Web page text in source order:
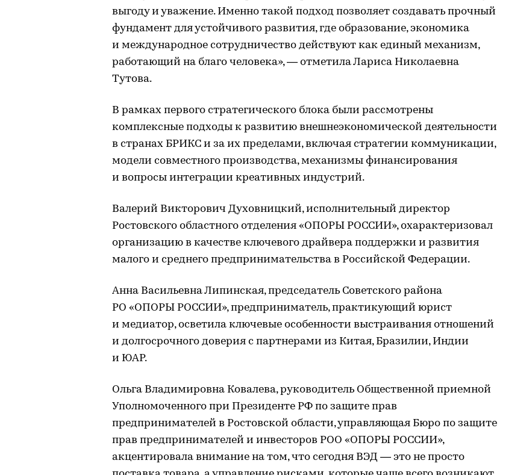
выгоду и уважение. Именно такой подход позволяет создавать прочный
фундамент для устойчивого развития, где образование, экономика
и международное сотрудничество действуют как единый механизм,
работающий на благо человека», — отметила Лариса Николаевна
Тутова.
В рамках первого стратегического блока были рассмотрены
комплексные подходы к развитию внешнеэкономической деятельности
в странах БРИКС и за их пределами, включая стратегии коммуникации,
модели совместного производства, механизмы финансирования
и вопросы интеграции креативных индустрий.
Валерий Викторович Духовницкий, исполнительный директор
Ростовского областного отделения «ОПОРЫ РОССИИ», охарактеризовал
организацию в качестве ключевого драйвера поддержки и развития
малого и среднего предпринимательства в Российской Федерации.
Анна Васильевна Липинская, председатель Советского района
РО «ОПОРЫ РОССИИ», предприниматель, практикующий юрист
и медиатор, осветила ключевые особенности выстраивания отношений
и долгосрочного доверия с партнерами из Китая, Бразилии, Индии
и ЮАР.
Ольга Владимировна Ковалева, руководитель Общественной приемной
Уполномоченного при Президенте РФ по защите прав
предпринимателей в Ростовской области, управляющая Бюро по защите
прав предпринимателей и инвесторов РОО «ОПОРЫ РОССИИ»,
акцентировала внимание на том, что сегодня ВЭД — это не просто